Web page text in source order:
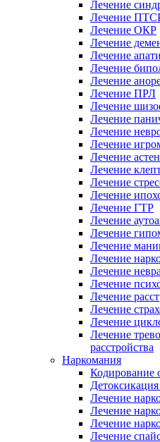
Лечение
Лечение
Лечение ОКР
Лечение
Лечение
Лечение
Лечение
Лечение ПРЛ
Лечение
Лечение
Лечение
Лечение
Лечение
Лечение
Лечение
Лечение
Лечение ГТР
Лечение
Лечение
Лечение
Лечение
Лечение
Лечение
Лечение
Лечение
Лечение
Лечение
расстройства
Наркомания
Кодирование
Лечение
Лечение
Лечение
Лечение